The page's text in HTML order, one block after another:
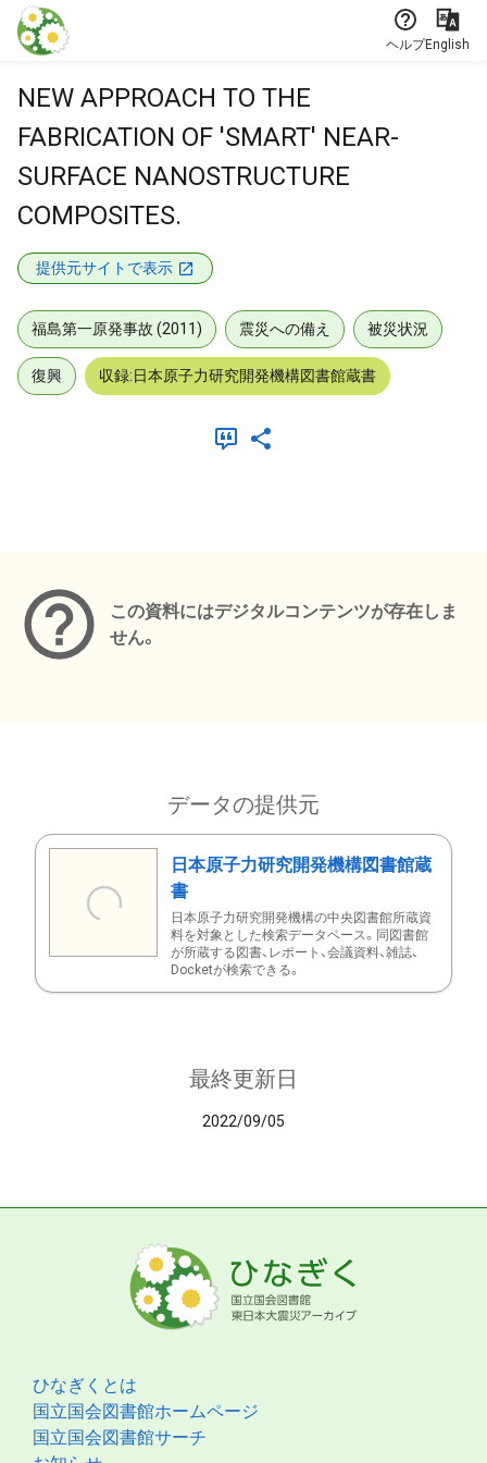
本文に飛ぶ
ヘルプEnglish
NEW APPROACH TO THE
FABRICATION OF 'SMART' NEAR-
SURFACE NANOSTRUCTURE
COMPOSITES.
提供元サイトで表示
福島第一原発事故 (2011) 震災への備え 被災状況
復興 収録:日本原子力研究開発機構図書館蔵書
この資料にはデジタルコンテンツが存在しま
せん。
データの提供元
日本原子力研究開発機構図書館蔵
書
日本原子力研究開発機構の中央図書館所蔵資
料を対象とした検索データベース。同図書館
が所蔵する図書、レポート、会議資料、雑誌、
Docketが検索できる。
最終更新日
2022/09/05
ひなぎくとは
国立国会図書館ホームページ
国立国会図書館サーチ